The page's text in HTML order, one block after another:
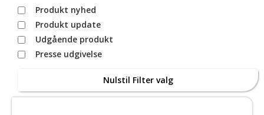
Produkt nyhed
Produkt update
Udgående produkt
Presse udgivelse
Nulstil Filter valg